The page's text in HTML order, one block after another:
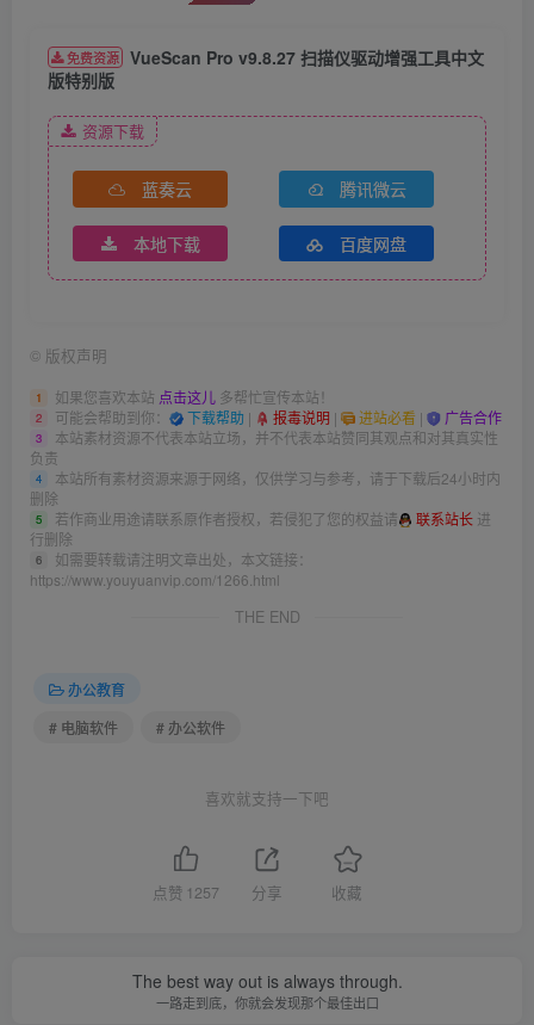
免费资源 VueScan Pro v9.8.27 扫描仪驱动增强工具中文
版特别版
资源下载
蓝奏云 腾讯微云
本地下载 百度网盘
© 版权声明
1 如果您喜欢本站 点击这儿 多帮忙宣传本站！
2 可能会帮助到你： 下载帮助 | 报毒说明 | 进站必看 | 广告合作
3
本站素材资源不代表本站立场，并不代表本站赞同其观点和对其真实性
负责
4
本站所有素材资源来源于网络，仅供学习与参考，请于下载后24小时内
删除
5 若作商业用途请联系原作者授权，若侵犯了您的权益请 联系站长 进
行删除
6
如需要转载请注明文章出处，本文链接：
https://www.youyuanvip.com/1266.html
THE END
办公教育
# 电脑软件
# 办公软件
喜欢就支持一下吧
点赞 1257 分享 收藏
The best way out is always through.
一路走到底，你就会发现那个最佳出口